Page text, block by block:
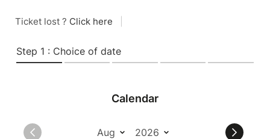
Ticket lost ? Click here
Step 1 : Choice of date
Calendar